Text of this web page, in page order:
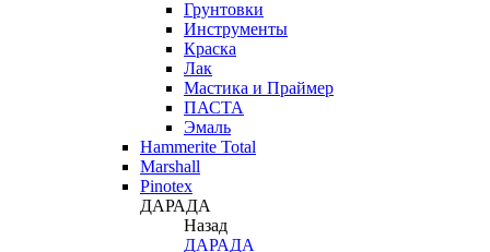
Грунтовки
Инструменты
Краска
Лак
Мастика и Праймер
ПАСТА
Эмаль
Hammerite Total
Marshall
Pinotex
ДАРАДА
Назад
ДАРАДА